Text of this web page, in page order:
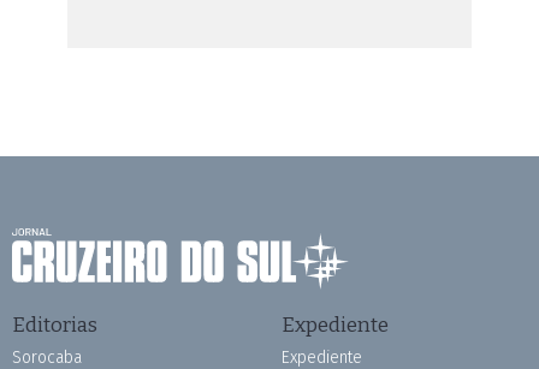
Editorias
Sorocaba
Expediente
Expediente